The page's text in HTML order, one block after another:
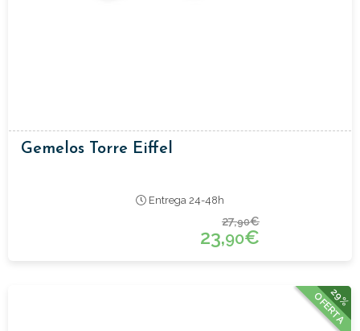
Gemelos Torre Eiffel
Entrega 24-48h
27,90€
23,90€
29%
OFERTA